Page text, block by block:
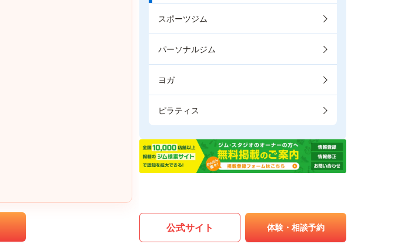
スポーツジム
パーソナルジム
ヨガ
ピラティス
公式サイト 体験・相談予約